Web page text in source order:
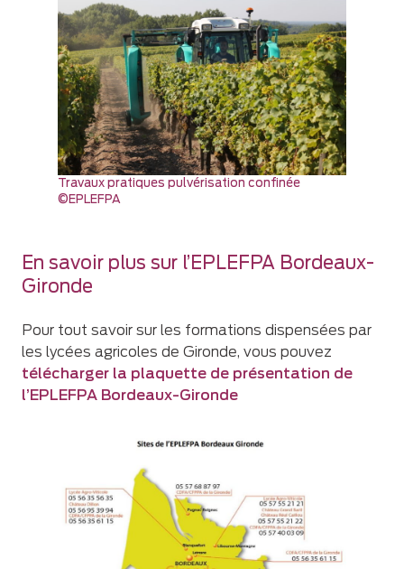
Travaux pratiques pulvérisation confinée
©EPLEFPA
En savoir plus sur l’EPLEFPA Bordeaux-
Gironde
Pour tout savoir sur les formations dispensées par
les lycées agricoles de Gironde, vous pouvez
télécharger la plaquette de présentation de
l’EPLEFPA Bordeaux-Gironde